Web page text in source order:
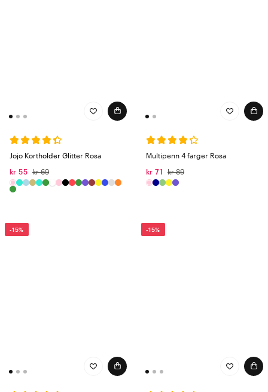
Jojo Kortholder Glitter Rosa
kr 55 kr 69
Multipenn 4 farger Rosa
kr 71
kr 89
-15% -15%